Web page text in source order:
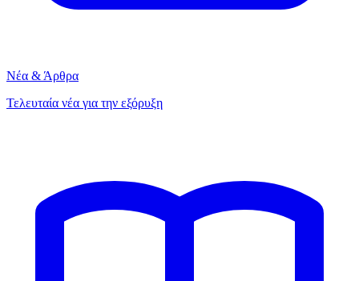
Νέα & Άρθρα
Τελευταία νέα για την εξόρυξη